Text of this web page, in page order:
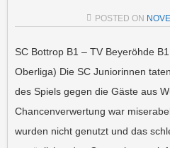
POSTED ON
SC Bottrop B1 – TV Beyeröhde
Oberliga) Die SC Juniorinnen
des Spiels gegen die Gäste aus
Chancenverwertung war
wurden nicht genutzt und das